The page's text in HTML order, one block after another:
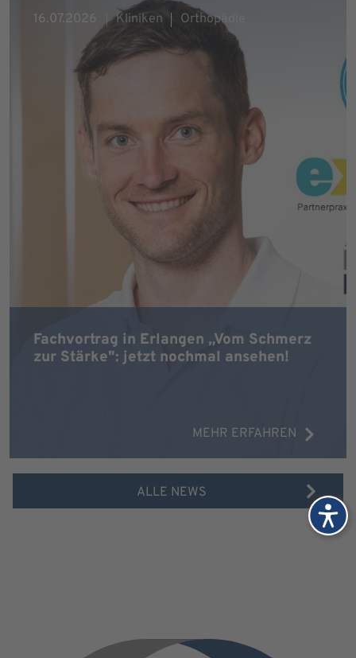
Fachvortrag in Erlangen „Vom Schmerz
zur Stärke": jetzt nochmal ansehen!
MEHR ERFAHREN
16.07.2026 Kliniken Orthopädie
ALLE NEWS